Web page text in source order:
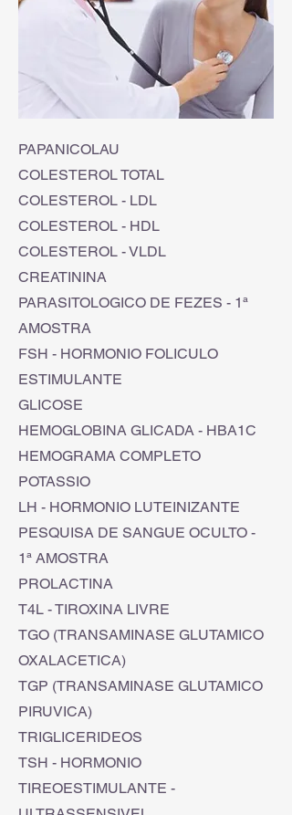
PAPANICOLAU
COLESTEROL TOTAL
COLESTEROL - LDL
COLESTEROL - HDL
COLESTEROL - VLDL
CREATININA
PARASITOLOGICO DE FEZES - 1ª
AMOSTRA
FSH - HORMONIO FOLICULO
ESTIMULANTE
GLICOSE
HEMOGLOBINA GLICADA - HBA1C
HEMOGRAMA COMPLETO
POTASSIO
LH - HORMONIO LUTEINIZANTE
PESQUISA DE SANGUE OCULTO -
1ª AMOSTRA
PROLACTINA
T4L - TIROXINA LIVRE
TGO (TRANSAMINASE GLUTAMICO
OXALACETICA)
TGP (TRANSAMINASE GLUTAMICO
PIRUVICA)
TRIGLICERIDEOS
TSH - HORMONIO
TIREOESTIMULANTE -